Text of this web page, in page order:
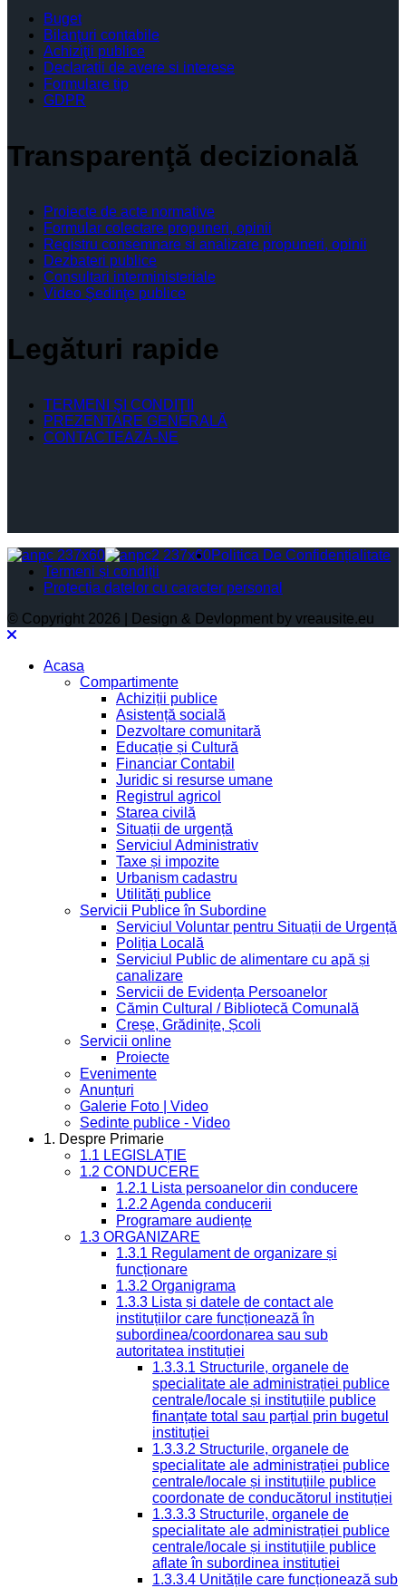
Buget
Bilanţuri contabile
Achiziţii publice
Declaratii de avere si interese
Formulare tip
GDPR
Transparenţă decizională
Proiecte de acte normative
Formular colectare propuneri, opinii
Registru consemnare si analizare propuneri, opinii
Dezbateri publice
Consultari interministeriale
Video Şedinţe publice
Legături rapide
TERMENI ŞI CONDIŢII
PREZENTARE GENERALĂ
CONTACTEAZĂ-NE
Politica De Confidențialitate
Termeni și condiții
Protectia datelor cu caracter personal
© Copyright 2026 | Design & Devlopment by vreausite.eu
Acasa
Compartimente
Achiziții publice
Asistență socială
Dezvoltare comunitară
Educație și Cultură
Financiar Contabil
Juridic si resurse umane
Registrul agricol
Starea civilă
Situații de urgență
Serviciul Administrativ
Taxe și impozite
Urbanism cadastru
Utilități publice
Servicii Publice în Subordine
Serviciul Voluntar pentru Situații de Urgență
Poliția Locală
Serviciul Public de alimentare cu apă și
canalizare
Servicii de Evidența Persoanelor
Cămin Cultural / Bibliotecă Comunală
Creșe, Grădinițe, Școli
Servicii online
Proiecte
Evenimente
Anunțuri
Galerie Foto | Video
Sedinte publice - Video
1. Despre Primarie
1.1 LEGISLAȚIE
1.2 CONDUCERE
1.2.1 Lista persoanelor din conducere
1.2.2 Agenda conducerii
Programare audiențe
1.3 ORGANIZARE
1.3.1 Regulament de organizare și
funcționare
1.3.2 Organigrama
1.3.3 Lista și datele de contact ale
instituțiilor care funcționează în
subordinea/coordonarea sau sub
autoritatea instituției
1.3.3.1 Structurile, organele de
specialitate ale administrației publice
centrale/locale și instituțiile publice
finanțate total sau parțial prin bugetul
instituției
1.3.3.2 Structurile, organele de
specialitate ale administrației publice
centrale/locale și instituțiile publice
coordonate de conducătorul instituției
1.3.3.3 Structurile, organele de
specialitate ale administrației publice
centrale/locale și instituțiile publice
aflate în subordinea instituției
1.3.3.4 Unitățile care funcționează sub